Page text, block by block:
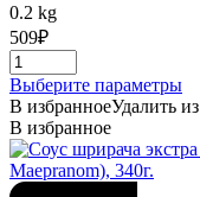
0.2 kg
509₽
Выберите параметры
В избранноеУдалить
В избранное